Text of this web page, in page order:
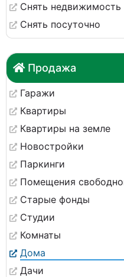
Снять недвижимость
Снять посуточно
Продажа
Гаражи
Квартиры
Квартиры на земле
Новостройки
Паркинги
Помещения
Старые фонды
Студии
Комнаты
Дома
Дачи